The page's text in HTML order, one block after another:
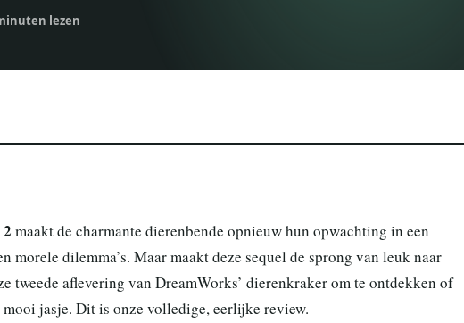
lezen
maakt de charmante dierenbende opnieuw hun opwachting in een
dilemma’s. Maar maakt deze sequel de sprong van leuk naar
tweede aflevering van DreamWorks’ dierenkraker om te ontdekken of
jasje. Dit is onze volledige, eerlijke review.